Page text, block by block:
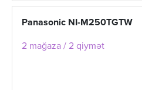
Panasonic NI-M250TGTW
2 mağaza / 2 qiymət